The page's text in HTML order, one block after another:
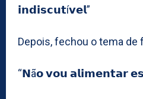
𝗶𝗻𝗱𝗶𝘀𝗰𝘂𝘁í𝘃𝗲𝗹”
Depois, fechou o tema de
“𝗡ã𝗼 𝘃𝗼𝘂 𝗮𝗹𝗶𝗺𝗲𝗻𝘁𝗮𝗿